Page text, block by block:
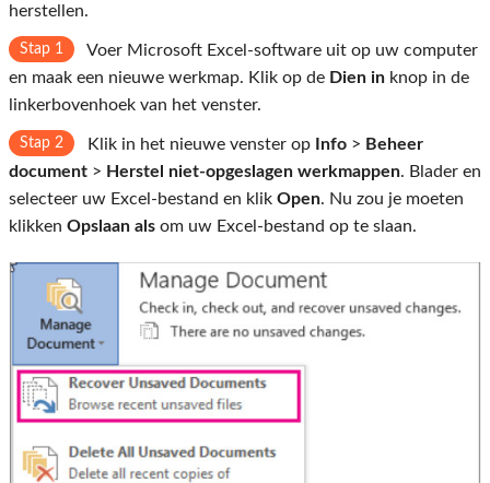
herstellen.
Stap 1
Voer Microsoft Excel-software uit op uw computer
en maak een nieuwe werkmap. Klik op de Dien in knop in de
linkerbovenhoek van het venster.
Stap 2 Klik in het nieuwe venster op Info > Beheer
document > Herstel niet-opgeslagen werkmappen. Blader en
selecteer uw Excel-bestand en klik Open. Nu zou je moeten
klikken Opslaan als om uw Excel-bestand op te slaan.